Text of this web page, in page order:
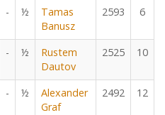
- ½
Tamas
Banusz
2593 6
- ½
Rustem
Dautov
2525 10
- ½
Alexander
Graf
2492 12